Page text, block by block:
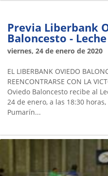
Previa Liberbank
Baloncesto -
viernes, 24 de enero de 2020
EL LIBERBANK OVIEDO
REENCONTRARSE CON LA
Oviedo Baloncesto recibe al
24 de enero, a las 18:30
Pumarín...